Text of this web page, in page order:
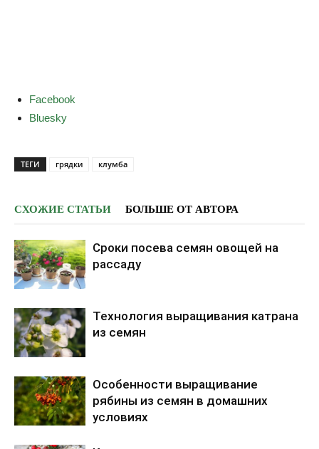
h
p
o
s
"
C
а
о
в
а
я
Facebook
Bluesky
ТЕГИ грядки клумба
СХОЖИЕ СТАТЬИ БОЛЬШЕ ОТ АВТОРА
Сроки посева семян овощей на
рассаду
Технология выращивания катрана
из семян
Особенности выращивание
рябины из семян в домашних
условиях